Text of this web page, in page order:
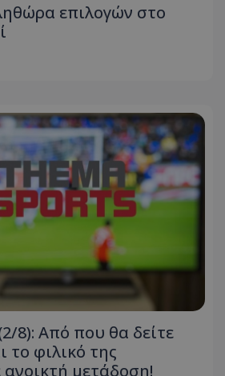
επιλογών στο
8): Από που θα δείτε
το φιλικό της
μετάδοση!